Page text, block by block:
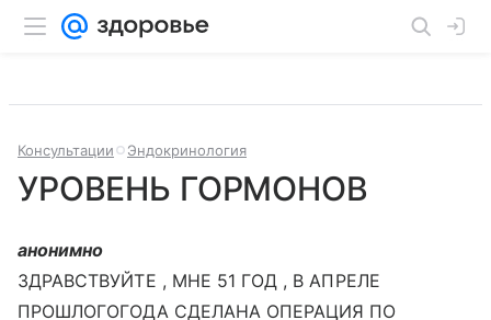
Консультации Эндокринология
УРОВЕНЬ ГОРМОНОВ
анонимно
ЗДРАВСТВУЙТЕ , МНЕ 51 ГОД , В АПРЕЛЕ
ПРОШЛОГОГОДА СДЕЛАНА ОПЕРАЦИЯ ПО